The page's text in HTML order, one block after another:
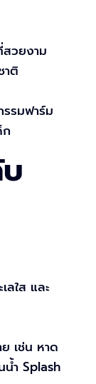
สวยงาม
าติ
รมฟาร์ม
ก
ลใส และ
เช่น หาด
ำ Splash